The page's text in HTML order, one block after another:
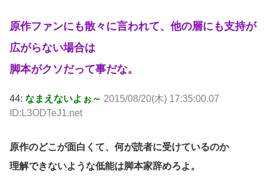
原作ファンにも散々に言われて、他の層にも支持が
広がらない場合は
脚本がクソだって事だな。
44: なまえないよぉ～ 2015/08/20(木) 17:35:00.07
ID:L3ODTeJ1.net
原作のどこが面白くて、何が読者に受けているのか
理解できないような低能は脚本家辞めろよ。